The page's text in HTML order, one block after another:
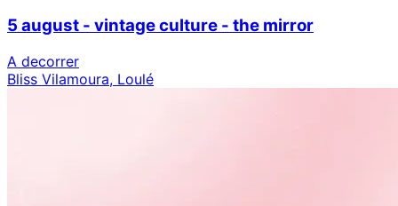
5 august - vintage culture - the mirror
A decorrer
Bliss Vilamoura, Loulé